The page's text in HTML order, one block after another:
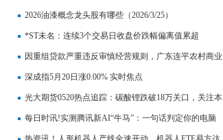
2026油漆概念龙头股有哪些（2026/3/25）
*ST未名：连续3个交易日收盘价跌幅偏离值累超
12.40%|每日消息
因重组贷款严重违反审慎经营规则，广东连平农村商业
银行股份有限公司、广东连平农村商业银行股份有限公
司陂头支行及相关责任人员被罚款30万元和20万元
深成指5月20日涨0.00% 实时焦点
光大期货0520热点追踪：碳酸锂跌破18万关口，关注本
周库存数据调整_速看
每日时讯!实测腾讯新AI“牛马”：一句话判定你的电脑